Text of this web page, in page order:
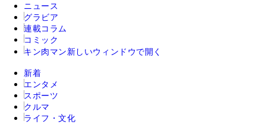
ニュース
グラビア
連載コラム
コミック
キン肉マン 新しいウィンドウで開く
新着
エンタメ
スポーツ
クルマ
ライフ・文化